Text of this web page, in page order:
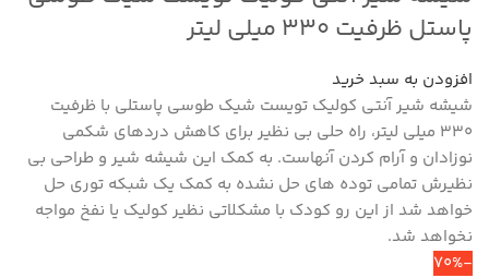
پاستل ظرفیت ۳۳۰ میلی لیتر
افزودن به سبد خرید
شیشه شیر آنتی کولیک تویست شیک طوسی پاستلی با ظرفیت
330 میلی لیتر، راه حلی بی نظیر برای کاهش دردهای شکمی
نوزادان و آرام کردن آنهاست. به کمک این شیشه شیر و طراحی بی
نظیرش تمامی توده های حل نشده به کمک یک شبکه توری حل
خواهد شد از این رو کودک با مشکلاتی نظیر کولیک یا نفخ مواجه
نخواهد شد.
-70%